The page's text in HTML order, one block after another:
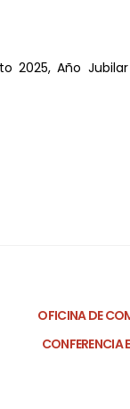
2025, Año
OFICINA DE
CONFERENCIA